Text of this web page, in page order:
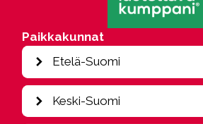
Paikkakunnat
Etelä-Suomi
Espoo
Hamina
Keski-Suomi